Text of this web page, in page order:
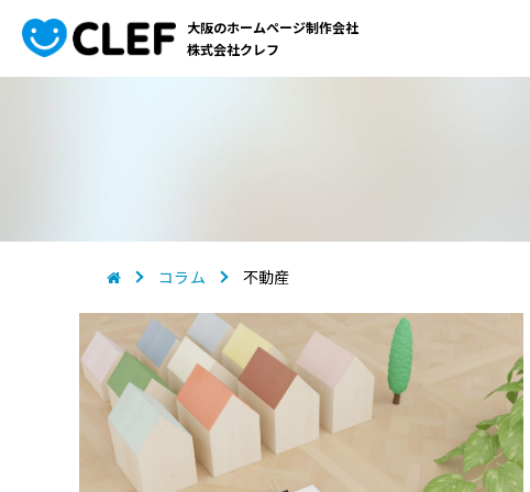
大阪のホームページ制作会社
株式会社クレフ
コラム 不動産